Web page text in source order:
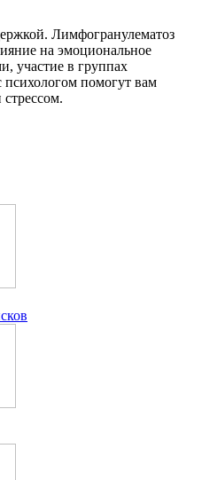
Лимфогранулематоз
на эмоциональное
участие в группах
психологом помогут вам